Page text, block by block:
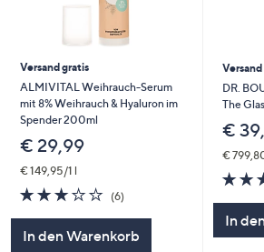
Versand gratis
ALMIVITAL Weihrauch-Serum
mit 8% Weihrauch & Hyaluron im
Spender 200ml
€ 29,99
€ 149,95/1 l
3.2
von
(6)
In den Warenkorb
DR.
The
€
€
In